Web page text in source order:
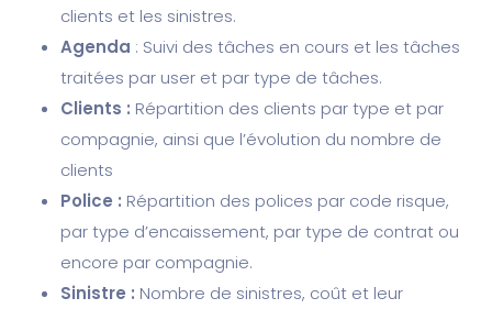
clients et les sinistres.
Agenda : Suivi des tâches en cours et les tâches
traitées par user et par type de tâches.
Clients : Répartition des clients par type et par
compagnie, ainsi que l’évolution du nombre de
clients
Police : Répartition des polices par code risque,
par type d’encaissement, par type de contrat ou
encore par compagnie.
Sinistre : Nombre de sinistres, coût et leur